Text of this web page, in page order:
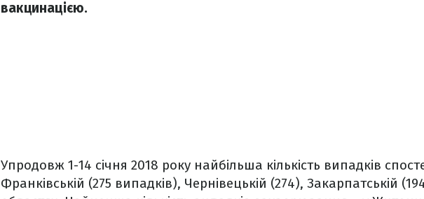
вакцинацією.
Упродовж 1-14 січня 2018 року найбільша кількість випадків
Франківській (275 випадків), Чернівецькій (274), Закарпатській